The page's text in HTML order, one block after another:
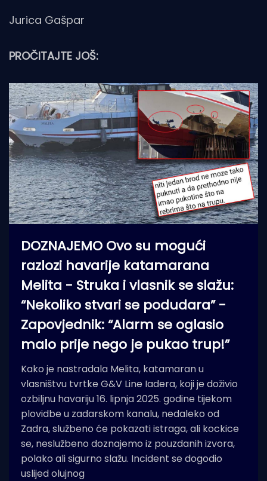
Jurica Gašpar
PROČITAJTE JOŠ:
DOZNAJEMO Ovo su mogući
razlozi havarije katamarana
Melita - Struka i vlasnik se slažu:
“Nekoliko stvari se podudara” -
Zapovjednik: “Alarm se oglasio
malo prije nego je pukao trup!”
Kako je nastradala Melita, katamaran u
vlasništvu tvrtke G&V Line Iadera, koji je doživio
ozbiljnu havariju 16. lipnja 2025. godine tijekom
plovidbe u zadarskom kanalu, nedaleko od
Zadra, službeno će pokazati istraga, ali kockice
se, neslužbeno doznajemo iz pouzdanih izvora,
polako ali sigurno slažu. Incident se dogodio
uslijed olujnog